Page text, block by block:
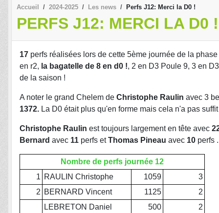
Accueil 2024-2025 Les news Perfs J12: Merci la D0 !
PERFS J12: MERCI LA D0 !
17 perfs réalisées lors de cette 5ème journée de la
en r2, la bagatelle de 8 en d0 !, 2 en D3 Poule 9, 3 en
de la saison !
A noter le grand Chelem de Christophe Raulin avec 3
1372. La D0 était plus qu'en forme mais cela n'a pas
Christophe Raulin est toujours largement en tête avec
Bernard avec 11 perfs etThomas Pineau avec 10 perfs .
Nombre de perfs journée 12
1 RAULIN Christophe 1059
3
2 BERNARD Vincent 1125
2
LEBRETON Daniel
500
2